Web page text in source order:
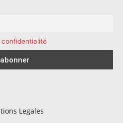
Legales